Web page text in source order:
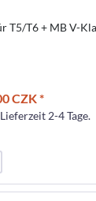
T5/T6 + MB V-
CZK *
2-4 Tage.